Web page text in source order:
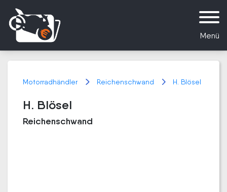
Menü
Motorradhändler Reichenschwand H. Blösel
H. Blösel
Reichenschwand